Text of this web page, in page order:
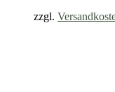
zzgl.